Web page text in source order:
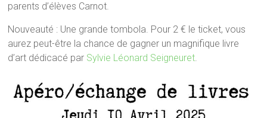
parents d’élèves Carnot.
Nouveauté : Une grande tombola. Pour 2 € le ticket, vous
aurez peut-être la chance de gagner un magnifique livre
d’art dédicacé par Sylvie Léonard Seigneuret.